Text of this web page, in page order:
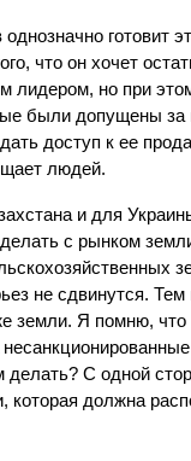
готовит
что он хочет
лидером, но при
были допущены
доступ к ее
людей.
и для
с рынком
не сдвинутся.
земли. Я помню,
делать? С одной
которая должна